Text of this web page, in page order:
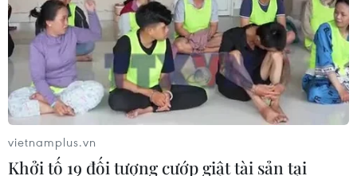
TIN CÙNG CHUYÊN MỤC
vietnamplus.vn
Khởi tố 19 đối tượng cướp giật tài sản tại